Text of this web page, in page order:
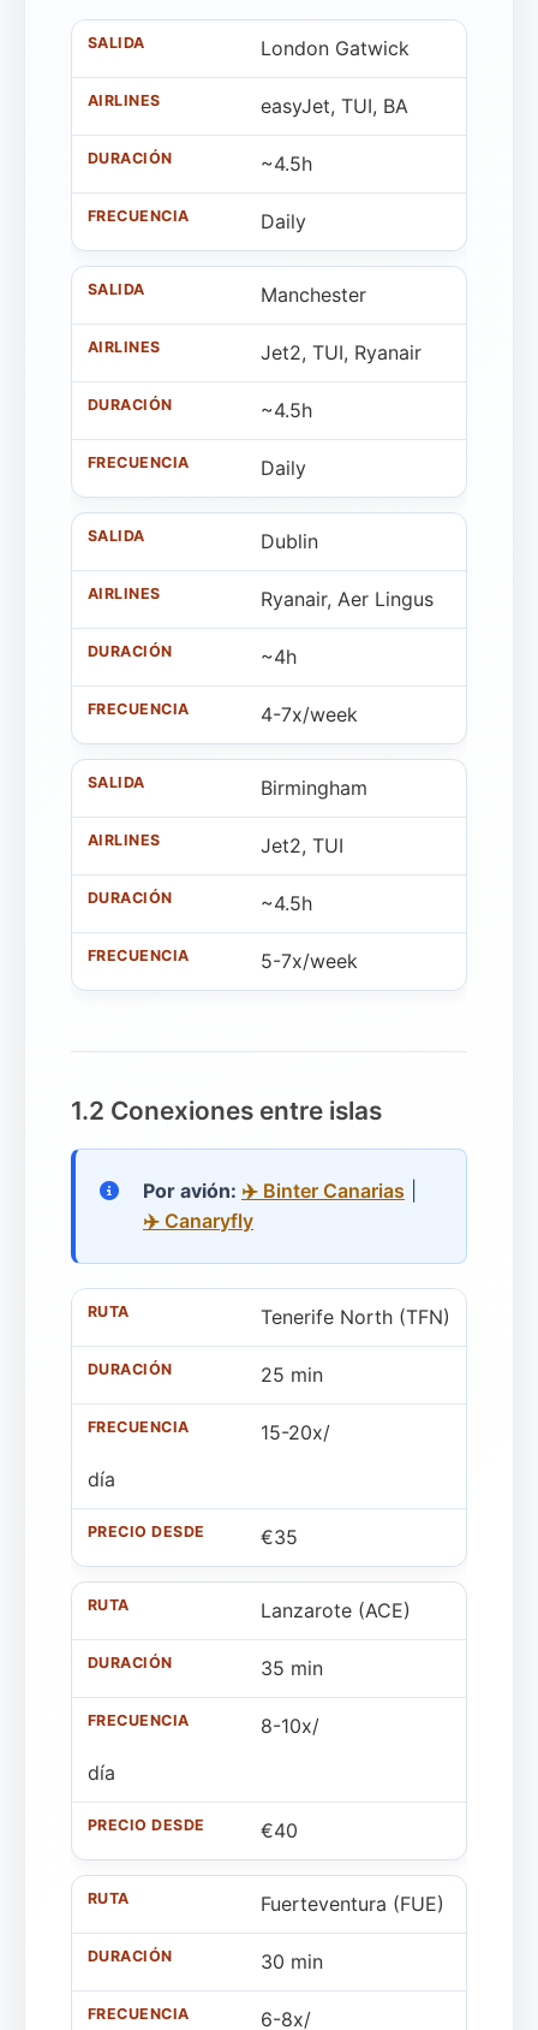
London Gatwick
easyJet, TUI, BA
~4.5h
Daily
Manchester
Jet2, TUI, Ryanair
~4.5h
Daily
Dublin
Ryanair, Aer Lingus
~4h
4-7x/week
Birmingham
Jet2, TUI
~4.5h
5-7x/week
1.2 Conexiones entre islas
Por avión: ✈️ Binter Canarias
✈️ Canaryfly
Tenerife North (TFN)
25 min
15-20x/
día
€35
Lanzarote (ACE)
35 min
8-10x/
día
€40
Fuerteventura (FUE)
30 min
6-8x/